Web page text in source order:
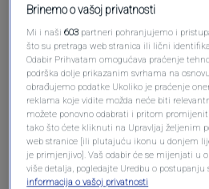
Oglas
Brinemo o vašoj privatnosti
Mi i naši603 partneri pohranjujemo i
što su pretraga web stranica ili lični
Odabir Prihvatam omogućava praćenje
podrška dolje prikazanim svrhama na
obrađujemo podatke Ukoliko je praćenje
reklama koje vidite možda neće biti
možete ponovno odabrati i pritom
tako što ćete kliknuti na Upravljaj željenim
web stranice [ili plutajuću ikonu u donjem
je primjenjivo]. Vaš odabir će se mijenjati u
više detalja, pogledajte Uredbu o
informacija o vašoj privatnosti